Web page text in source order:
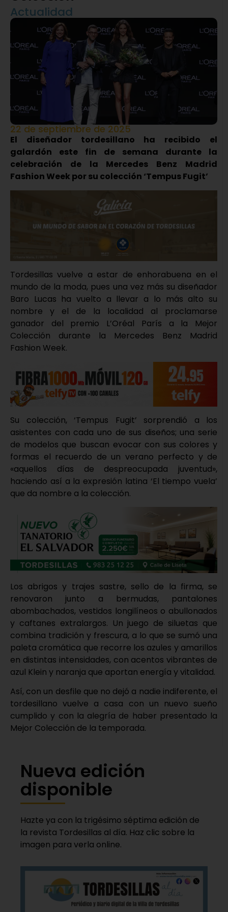
Actualidad
22 de septiembre de 2025
El diseñador tordesillano ha recibido el
galardón este fin de semana durante la
celebración de la Mercedes Benz Madrid
Fashion Week por su colección ‘Tempus Fugit’
Tordesillas vuelve a estar de enhorabuena en el
mundo de la moda, pues una vez más su diseñador
Baro Lucas ha vuelto a llevar a lo más alto su
nombre y el de la localidad al proclamarse
ganador del premio L’Oréal París a la Mejor
Colección durante la Mercedes Benz Madrid
Fashion Week.
Su colección, ‘Tempus Fugit’ sorprendió a los
asistentes con cada uno de sus diseños; una serie
de modelos que buscan evocar con sus colores y
formas el recuerdo de un verano perfecto y de
«aquellos días de despreocupada juventud»,
haciendo así a la expresión latina ‘El tiempo vuela’
que da nombre a la colección.
Los abrigos y trajes sastre, sello de la firma, se
renovaron junto a bermudas, pantalones
abombachados, vestidos longilíneos o abullonados
y caftanes extralargos. Un juego de siluetas que
combina tradición y frescura, a lo que se sumó una
paleta cromática que recorre los azules y amarillos
en distintas intensidades, con acentos vibrantes de
azul Klein y naranja que aportan energía y vitalidad.
Así, con un desfile que no dejó a nadie indiferente, el
tordesillano vuelve a casa con un nuevo sueño
cumplido y con la alegría de haber presentado la
Mejor Colección de la temporada.
Nueva edición
disponible
Hazte ya con la trigésimo séptima edición de
la revista Tordesillas al día. Haz clic sobre la
imagen para verla online.